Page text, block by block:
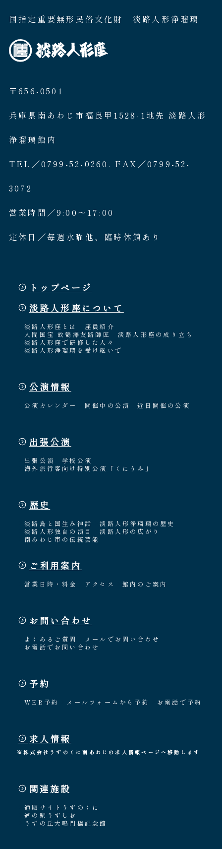
国指定重要無形民俗文化財 淡路人形浄瑠璃
〒656-0501
兵庫県南あわじ市福良甲1528-1地先 淡路人形
浄瑠璃館内
TEL／0799-52-0260. FAX／0799-52-
3072
営業時間／9:00〜17:00
定休日／毎週水曜他、臨時休館あり
トップページ
淡路人形座について
淡路人形座とは
座員紹介
人間国宝 故鶴澤友路師匠
淡路人形座の成り立ち
淡路人形座で研修した人々
淡路人形浄瑠璃を受け継いで
公演情報
公演カレンダー 開催中の公演 近日開催の公演
出張公演
出張公演
学校公演
海外旅行客向け特別公演「くにうみ」
歴史
淡路島と国生み神話
淡路人形浄瑠璃の歴史
淡路人形独自の演目
淡路人形の広がり
南あわじ市の伝統芸能
ご利用案内
営業日時・料金 アクセス 館内のご案内
お問い合わせ
よくあるご質問
メールでお問い合わせ
お電話でお問い合わせ
予約
WEB予約 メールフォームから予約 お電話で予約
求人情報
※株式会社うずのくに南あわじの求人情報ページへ移動します
関連施設
通販サイトうずのくに
道の駅うずしお
うずの丘大鳴門橋記念館